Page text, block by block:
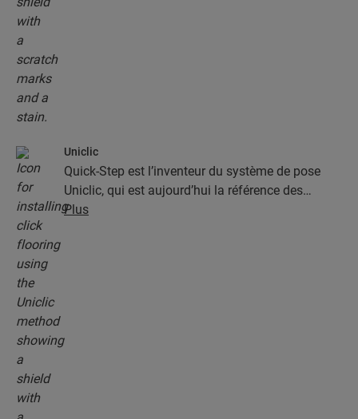
Uniclic
Quick-Step est l’inventeur du système de pose
Uniclic, qui est aujourd’hui la référence des
systèmes de pose par encliquetage. Utilisez le
Plus